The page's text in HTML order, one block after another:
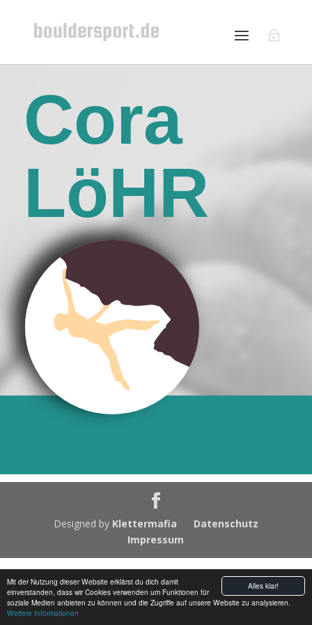
Alles klar!
Mit der Nutzung dieser Website erklärst du dich damit
einverstanden, dass wir Cookies verwenden um Funktionen für
soziale Medien anbieten zu können und die Zugriffe auf unsere Website zu analysieren.
Weitere Informationen
Cora
LöHR
Designed by Klettermafia
Datenschutz
Impressum